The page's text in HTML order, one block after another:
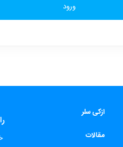
ورود
ازکی سلر
مقالات
​